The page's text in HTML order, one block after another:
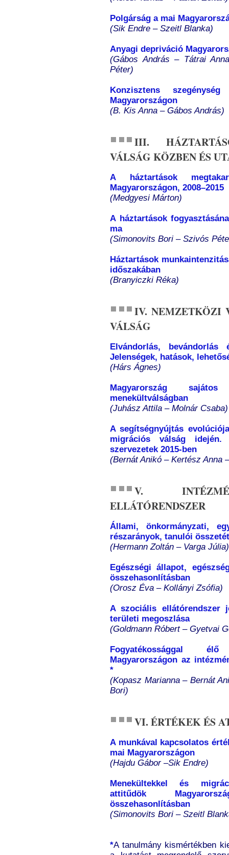
Polgárság a mai
(Sik Endre – Szeitl Blanka)
Anyagi depriváció
(Gábos András – Tátrai
Péter)
Konzisztens
Magyarországon
(B. Kis Anna – Gábos András)
III.
VÁLSÁG KÖZBEN ÉS
A háztartások
Magyarországon, 2008–2015
(Medgyesi Márton)
A háztartások
ma
(Simonovits Bori – Szivós
Háztartások
időszakában
(Branyiczki Réka)
IV. NEMZETKÖZI
VÁLSÁG
Elvándorlás,
Jelenségek, hatások,
(Hárs Ágnes)
Magyarország
menekültválságban
(Juhász Attila – Molnár Csaba)
A segítségnyújtás
migrációs válság
szervezetek 2015-ben
(Bernát Anikó – Kertész Anna
V.
ELLÁTÓRENDSZER
Állami, önkormányzati,
részarányok, tanulói
(Hermann Zoltán – Varga Júlia)
Egészségi állapot,
összehasonlításban
(Orosz Éva – Kollányi Zsófia)
A szociális ellátórendszer
területi megoszlása
(Goldmann Róbert – Gyetvai
Fogyatékossággal
Magyarországon az
*
(Kopasz Marianna – Bernát
Bori)
VI. ÉRTÉKEK ÉS
A munkával kapcsolatos
mai Magyarországon
(Hajdu Gábor –Sik Endre)
Menekültekkel és
attitűdök
összehasonlításban
(Simonovits Bori – Szeitl
*A tanulmány kismértékben